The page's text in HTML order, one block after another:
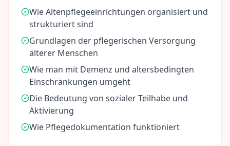
Wie Altenpflegeeinrichtungen organisiert und
strukturiert sind
Grundlagen der pflegerischen Versorgung
älterer Menschen
Wie man mit Demenz und altersbedingten
Einschränkungen umgeht
Die Bedeutung von sozialer Teilhabe und
Aktivierung
Wie Pflegedokumentation funktioniert